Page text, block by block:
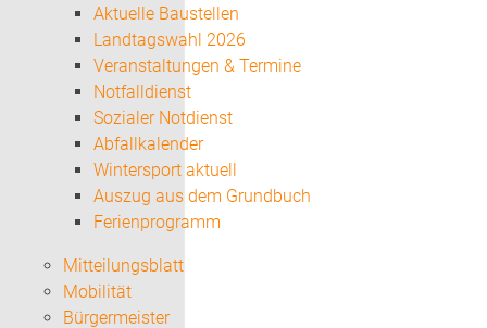
Aktuelle Baustellen
Landtagswahl 2026
Veranstaltungen & Termine
Notfalldienst
Sozialer Notdienst
Abfallkalender
Wintersport aktuell
Auszug aus dem Grundbuch
Ferienprogramm
Mitteilungsblatt
Mobilität
Bürgermeister